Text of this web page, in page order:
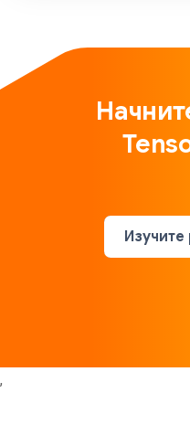
Изучите
,